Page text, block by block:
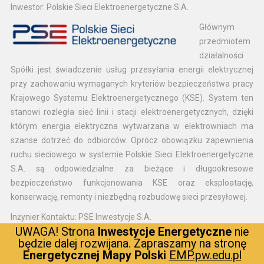
Inwestor: Polskie Sieci Elektroenergetyczne S.A.
Głównym
przedmiotem
działalności
Spółki jest świadczenie usług przesyłania energii elektrycznej
przy zachowaniu wymaganych kryteriów bezpieczeństwa pracy
Krajowego Systemu Elektroenergetycznego (KSE). System ten
stanowi rozległa sieć linii i stacji elektroenergetycznych, dzięki
którym energia elektryczna wytwarzana w elektrowniach ma
szanse dotrzeć do odbiorców. Oprócz obowiązku zapewnienia
ruchu sieciowego w systemie Polskie Sieci Elektroenergetyczne
S.A. są odpowiedzialne za bieżące i długookresowe
bezpieczeństwo funkcjonowania KSE oraz eksploatację,
konserwację, remonty i niezbędną rozbudowę sieci przesyłowej.
Inżynier Kontaktu: PSE Inwestycje S.A.
To spółka
należąca do
UWAGA! Strona Inwestycje Energetyczne nie
będzie dalej rozwijana. Zapraszamy na stronę
Energetycznej Mapy Polski EMP.pw.edu.pl